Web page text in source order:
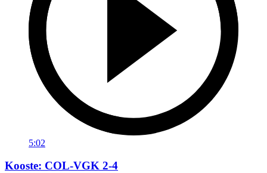
5:02
Kooste: COL-VGK 2-4